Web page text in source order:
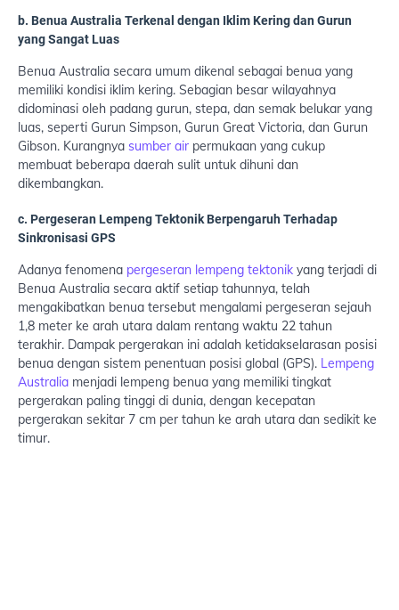
b. Benua Australia Terkenal dengan Iklim Kering dan Gurun
yang Sangat Luas
Benua Australia secara umum dikenal sebagai benua yang
memiliki kondisi iklim kering. Sebagian besar wilayahnya
didominasi oleh padang gurun, stepa, dan semak belukar yang
luas, seperti Gurun Simpson, Gurun Great Victoria, dan Gurun
Gibson. Kurangnya sumber air permukaan yang cukup
membuat beberapa daerah sulit untuk dihuni dan
dikembangkan.
c. Pergeseran Lempeng Tektonik Berpengaruh Terhadap
Sinkronisasi GPS
Adanya fenomena pergeseran lempeng tektonik yang terjadi di
Benua Australia secara aktif setiap tahunnya, telah
mengakibatkan benua tersebut mengalami pergeseran sejauh
1,8 meter ke arah utara dalam rentang waktu 22 tahun
terakhir. Dampak pergerakan ini adalah ketidakselarasan posisi
benua dengan sistem penentuan posisi global (GPS). Lempeng
Australia menjadi lempeng benua yang memiliki tingkat
pergerakan paling tinggi di dunia, dengan kecepatan
pergerakan sekitar 7 cm per tahun ke arah utara dan sedikit ke
timur.